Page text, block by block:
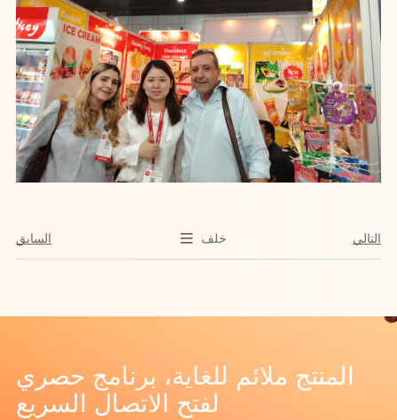
السابق خلف التالي
المنتج ملائم للغاية، برنامج حصري
لفتح الاتصال السريع